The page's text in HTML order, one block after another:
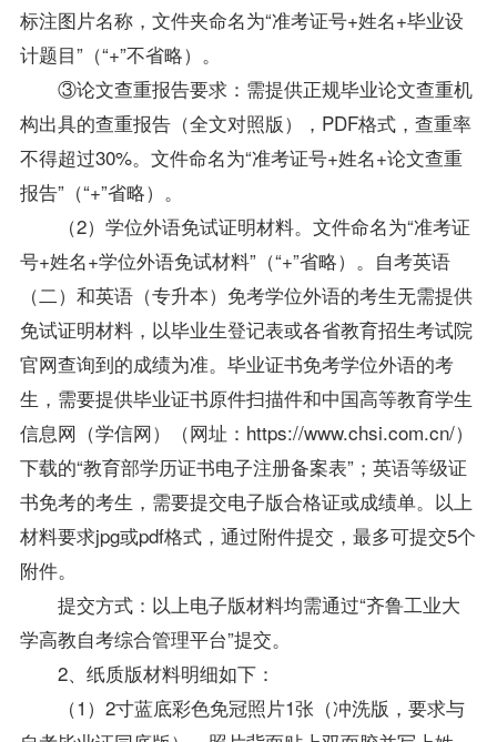
标注图片名称，文件夹命名为“准考证号+姓名+毕业设
计题目”（“+”不省略）。
③论文查重报告要求：需提供正规毕业论文查重机
构出具的查重报告（全文对照版），PDF格式，查重率
不得超过30%。文件命名为“准考证号+姓名+论文查重
报告”（“+”省略）。
（2）学位外语免试证明材料。文件命名为“准考证
号+姓名+学位外语免试材料”（“+”省略）。自考英语
（二）和英语（专升本）免考学位外语的考生无需提供
免试证明材料，以毕业生登记表或各省教育招生考试院
官网查询到的成绩为准。毕业证书免考学位外语的考
生，需要提供毕业证书原件扫描件和中国高等教育学生
信息网（学信网）（网址：https://www.chsi.com.cn/）
下载的“教育部学历证书电子注册备案表”；英语等级证
书免考的考生，需要提交电子版合格证或成绩单。以上
材料要求jpg或pdf格式，通过附件提交，最多可提交5个
附件。
提交方式：以上电子版材料均需通过“齐鲁工业大
学高教自考综合管理平台”提交。
2、纸质版材料明细如下：
（1）2寸蓝底彩色免冠照片1张（冲洗版，要求与